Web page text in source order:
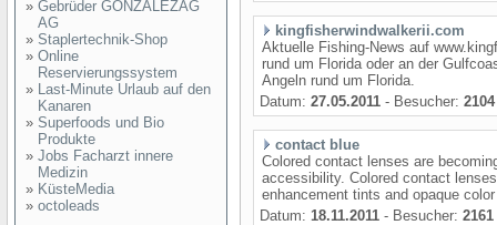
» Gebrüder GONZALEZAG
AG
» Staplertechnik-Shop
» Online
Reservierungssystem
» Last-Minute Urlaub auf den
Kanaren
» Superfoods und Bio
Produkte
» Jobs Facharzt innere
Medizin
» KüsteMedia
» octoleads
kingfisherwindwalkerii.com
Aktuelle Fishing-News auf
rund um Florida oder an der
Angeln rund um Florida.
Datum: 27.05.2011 - Besucher: 2104
contact blue
Colored contact lenses are
accessibility. Colored contact
enhancement tints and opaque
Datum: 18.11.2011 - Besucher: 2161